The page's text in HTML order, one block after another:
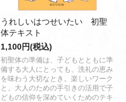
うれしいはつせいたい 初聖
体テキスト
1,100円(税込)
初聖体の準備は、子どもとともに準
備する大人にとっても、洗礼の恵み
を味わう大切なとき。楽しいワーク
と、大人のための手引きの活用で子
どもの信仰を深めていくためのテキ